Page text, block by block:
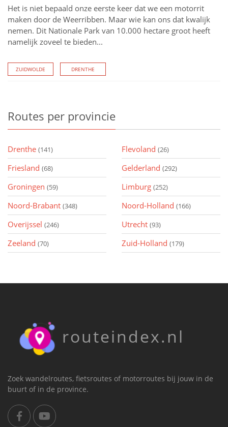
Het is niet bepaald onze eerste keer dat we een motorrit
maken door de Weerribben. Maar wie kan ons dat kwalijk
nemen. Dit Nationale Park van 10.000 hectare groot heeft
namelijk zoveel te bieden...
ZUIDWOLDE DRENTHE
Routes per provincie
Drenthe (141) Flevoland (26)
Friesland (68) Gelderland (292)
Groningen (59) Limburg (252)
Noord-Brabant (348) Noord-Holland (166)
Overijssel (246) Utrecht (93)
Zeeland (70) Zuid-Holland (179)
routeindex.nl
Zoek wandelroutes, fietsroutes of motorroutes bij jouw in de
buurt of in de province.